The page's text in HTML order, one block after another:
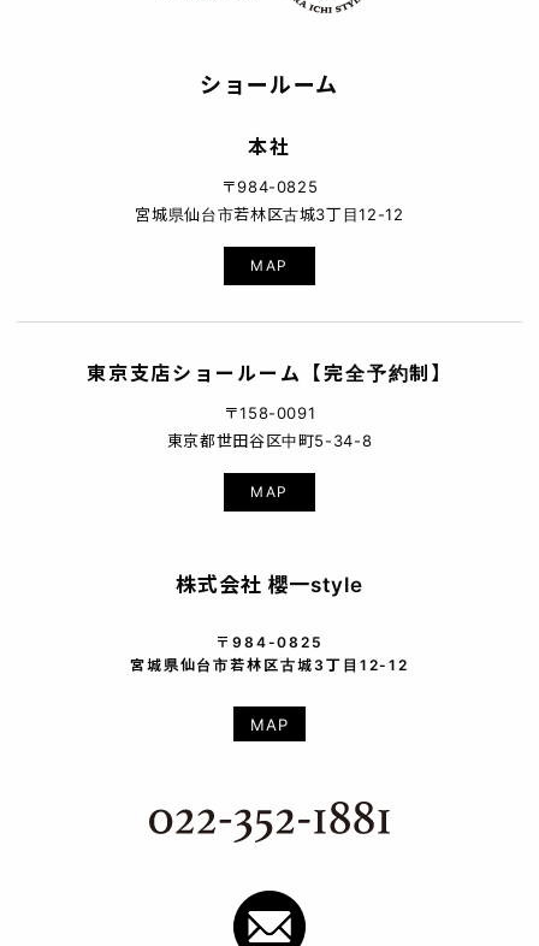
ショールーム
本社
〒984-0825
宮城県仙台市若林区古城3丁目12-12
MAP
東京支店ショールーム【完全予約制】
〒158-0091
東京都世田谷区中町5-34-8
MAP
株式会社 櫻一style
〒984-0825
宮城県仙台市若林区古城3丁目12-12
MAP